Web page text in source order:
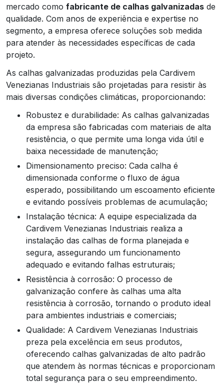
mercado como fabricante de calhas galvanizadas de
qualidade. Com anos de experiência e expertise no
segmento, a empresa oferece soluções sob medida
para atender às necessidades específicas de cada
projeto.
As calhas galvanizadas produzidas pela Cardivem
Venezianas Industriais são projetadas para resistir às
mais diversas condições climáticas, proporcionando:
Robustez e durabilidade: As calhas galvanizadas
da empresa são fabricadas com materiais de alta
resistência, o que permite uma longa vida útil e
baixa necessidade de manutenção;
Dimensionamento preciso: Cada calha é
dimensionada conforme o fluxo de água
esperado, possibilitando um escoamento eficiente
e evitando possíveis problemas de acumulação;
Instalação técnica: A equipe especializada da
Cardivem Venezianas Industriais realiza a
instalação das calhas de forma planejada e
segura, assegurando um funcionamento
adequado e evitando falhas estruturais;
Resistência à corrosão: O processo de
galvanização confere às calhas uma alta
resistência à corrosão, tornando o produto ideal
para ambientes industriais e comerciais;
Qualidade: A Cardivem Venezianas Industriais
preza pela excelência em seus produtos,
oferecendo calhas galvanizadas de alto padrão
que atendem às normas técnicas e proporcionam
total segurança para o seu empreendimento.